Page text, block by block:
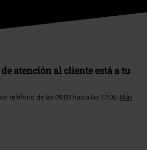
atención al cliente está a tu
teléfono de las 09:00 hasta las 17:00. Más